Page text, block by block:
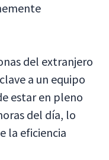
del extranjero
a un equipo
estar en pleno
del día, lo
la eficiencia